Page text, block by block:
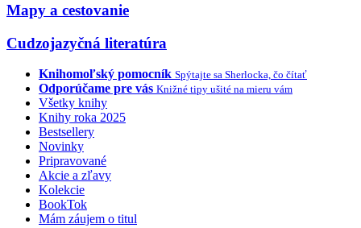
Mapy a cestovanie
Cudzojazyčná literatúra
Knihomoľský pomocník Spýtajte sa Sherlocka, čo čítať
Odporúčame pre vás Knižné tipy ušité na mieru vám
Všetky knihy
Knihy roka 2025
Bestsellery
Novinky
Pripravované
Akcie a zľavy
Kolekcie
BookTok
Mám záujem o titul